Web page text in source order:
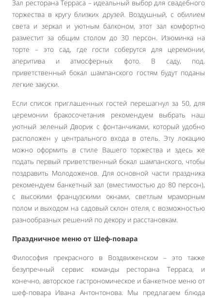
Зал ресторана Терраса – идеальный выбор для свадебного
торжества в кругу близких друзей. Воздушный, с обилием
света и зеркал и уютным балконом, этот зал комфортно
разместит за общим столом до 30 персон. Изюминка на
торте – это сад, где гости соберутся для церемонии,
аперитива и атмосферных фото. В саду, под.
приветственный бокал шампанского гостям будут поданы
легкие закуски.
Если список приглашенных гостей перешагнул за 50, для
церемонии бракосочетания рекомендуем выбрать наш
уютный зеленый Дворик с фонтанчиками, который удобно
расположен у центрального входа в отель. Эту локацию
можно оформить в стиле Вашего торжества и здесь же
подать первый приветственный бокал шампанского, чтобы
поздравить Молодоженов. Для основной части праздника
рекомендуем банкетный зал (вместимостью до 80 персон),
с высокими французскими окнами, светлым мраморным
полом и выходом на садовый склон отеля, с возможностью
разнообразных решений по декору и расстановкам.
Праздничное меню от Шеф-повара
Философия прекрасного в Воздвиженском – это также
безупречный сервис команды ресторана Терраса, и
конечно, авторское гастрономическое и банкетное меню от
шеф-повара Ивана Антонтонова. Мы предлагаем блюда